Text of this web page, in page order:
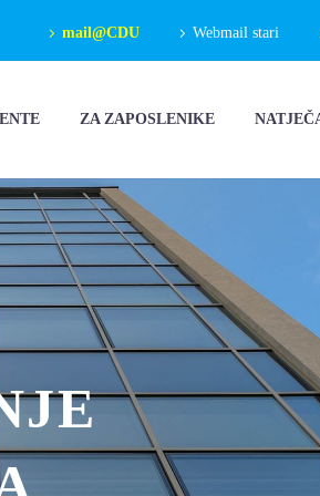
mail@CDU Webmail stari
ZA ZAPOSLENIKE